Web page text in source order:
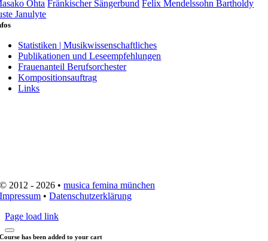
Ohta Fränkischer Sängerbund Felix Mendelssohn Bartholdy
Janulyte
Statistiken | Musikwissenschaftliches
Publikationen und Leseempfehlungen
Frauenanteil Berufsorchester
Kompositionsauftrag
Links
© 2012 - 2026 •musica femina münchen
Impressum •Datenschutzerklärung
Page load link
Course has been added to your cart